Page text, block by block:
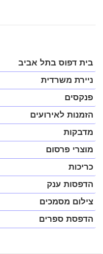
פתח
תפריט
במצב
נגיש
(התפריט
יפתח
בחלונית
בית דפוס בתל אביב
ניירת משרדית
פנקסים
הזמנות לאירועים
מדבקות
מוצרי פרסום
כריכות
הדפסות ענק
צילום מסמכים
הדפסת ספרים